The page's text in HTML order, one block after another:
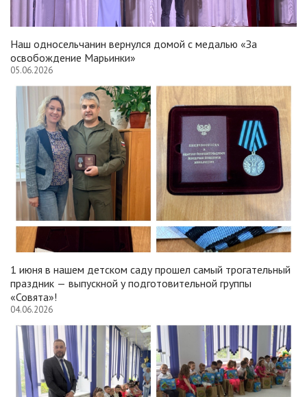
Наш односельчанин вернулся домой с медалью «За
освобождение Марьинки»
05.06.2026
1 июня в нашем детском саду прошел самый трогательный
праздник — выпускной у подготовительной группы
«Совята»!
04.06.2026